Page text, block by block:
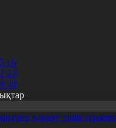
16
23
30
қаралу үшін